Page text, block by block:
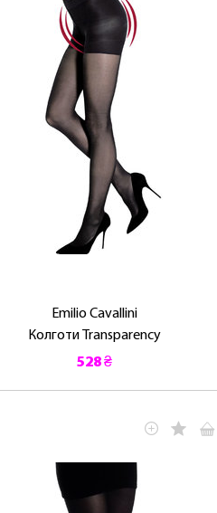
Emilio Cavallini
Колготи Transparency
528 ₴